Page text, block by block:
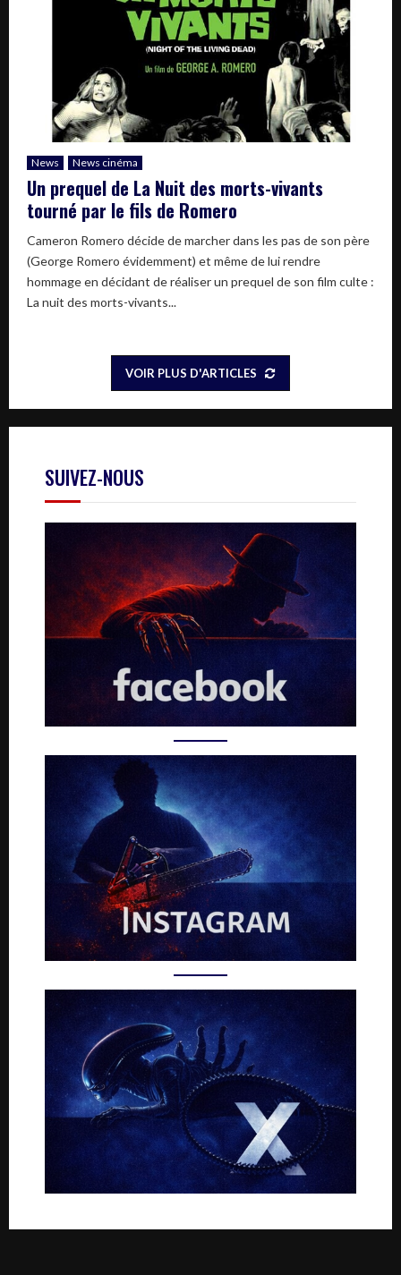
News News cinéma
Un prequel de La Nuit des morts-vivants
tourné par le fils de Romero
Cameron Romero décide de marcher dans les pas de son père
(George Romero évidemment) et même de lui rendre
hommage en décidant de réaliser un prequel de son film culte :
La nuit des morts-vivants...
VOIR PLUS D'ARTICLES
SUIVEZ-NOUS